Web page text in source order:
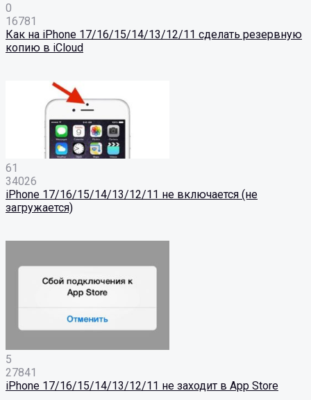
0
16781
Как на iPhone 17/16/15/14/13/12/11 сделать резервную
копию в iCloud
61
34026
iPhone 17/16/15/14/13/12/11 не включается (не
загружается)
5
27841
iPhone 17/16/15/14/13/12/11 не заходит в App Store